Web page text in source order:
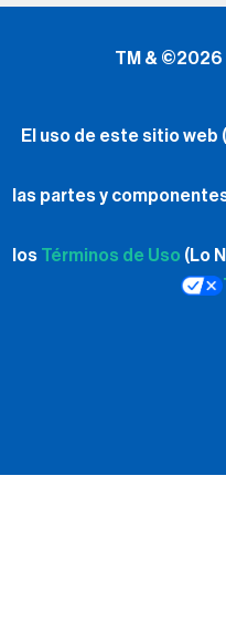
TM & ©2026
El uso de este sitio web
las partes y
los Términos de Uso (Lo